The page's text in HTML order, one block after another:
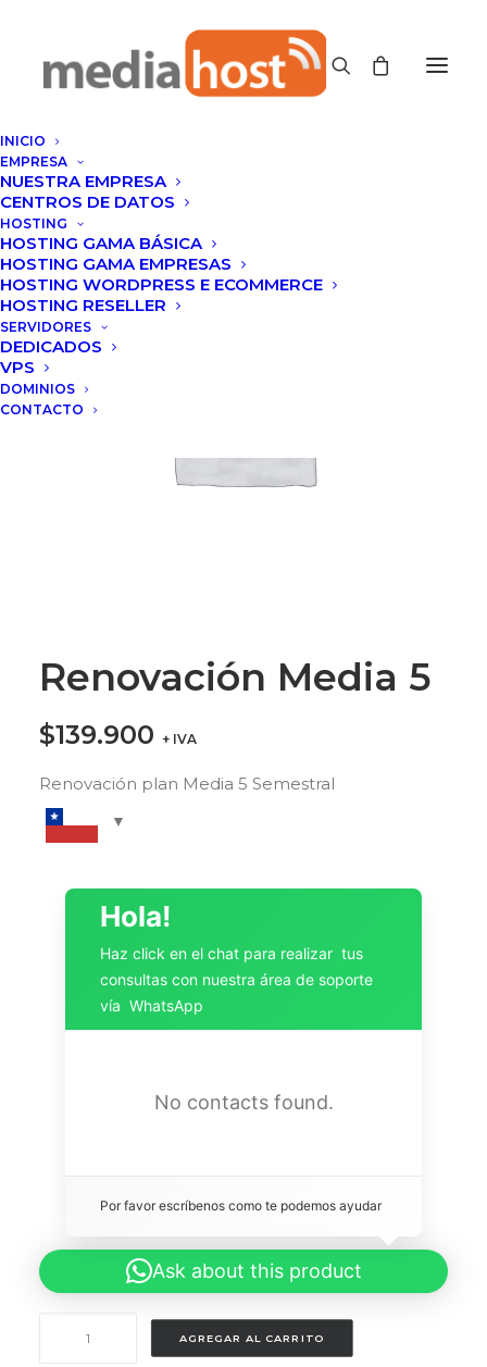
INICIO
EMPRESA
NUESTRA EMPRESA
CENTROS DE DATOS
HOSTING
HOSTING GAMA BÁSICA
HOSTING GAMA EMPRESAS
HOSTING WORDPRESS E ECOMMERCE
HOSTING RESELLER
SERVIDORES
DEDICADOS
VPS
DOMINIOS
CONTACTO
Renovación Media 5
$139.900 + IVA
Renovación plan Media 5 Semestral
Hola!
Haz click en el chat para realizar tus
consultas con nuestra área de soporte
vía WhatsApp
No contacts found.
Por favor escríbenos como te podemos ayudar
Ask about this product
AGREGAR AL CARRITO